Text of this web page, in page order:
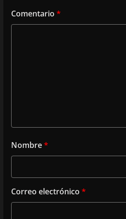
Comentario *
Nombre*
Correo electrónico *